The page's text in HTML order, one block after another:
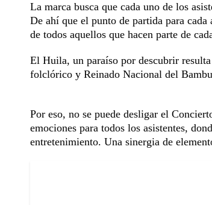
La marca busca que cada uno de los
De ahí que el punto de partida para
de todos aquellos que hacen parte de
El Huila, un paraíso por descubrir
folclórico y Reinado Nacional del
Por eso, no se puede desligar el
emociones para todos los asistentes,
entretenimiento. Una sinergia de